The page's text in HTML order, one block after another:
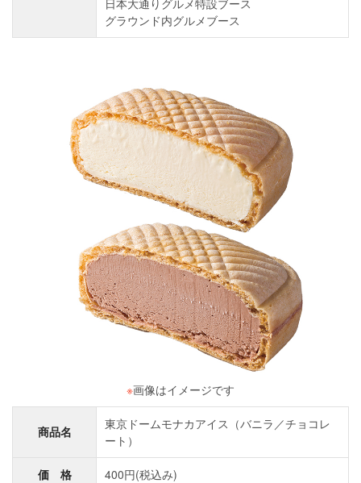
日本大通りグルメ特設ブース
グラウンド内グルメブース
※画像はイメージです
商品名
東京ドームモナカアイス（バニラ／チョコレ
ート）
価 格 400円(税込み)